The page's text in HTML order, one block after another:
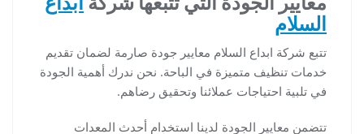
السلام
تتبع شركة ابداع السلام معايير جودة صارمة لضمان تقديم
خدمات تنظيف متميزة في الباحة. نحن ندرك أهمية الجودة
في تلبية احتياجات عملائنا وتحقيق رضاهم.
تتضمن معايير الجودة لدينا استخدام أحدث المعدات